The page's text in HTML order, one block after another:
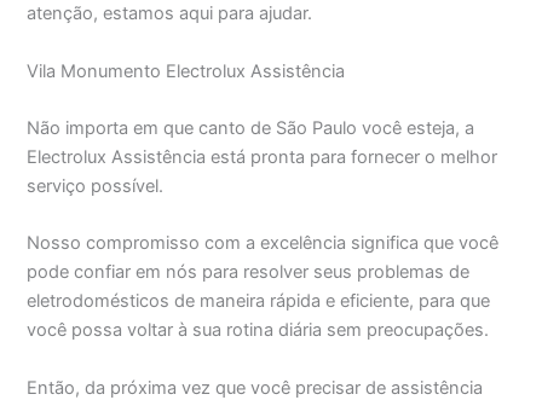
atenção, estamos aqui para ajudar.
Vila Monumento Electrolux Assistência
Não importa em que canto de São Paulo você esteja, a
Electrolux Assistência está pronta para fornecer o melhor
serviço possível.
Nosso compromisso com a excelência significa que você
pode confiar em nós para resolver seus problemas de
eletrodomésticos de maneira rápida e eficiente, para que
você possa voltar à sua rotina diária sem preocupações.
Então, da próxima vez que você precisar de assistência